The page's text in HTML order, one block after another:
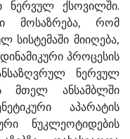
ნერვულ ქსოვილში.
მოსაზრება, რომ
მიიღება,
პროცესის
ნერვულ
მთელ ანსამბლში
აპარატის
ნუკლეოტიდების